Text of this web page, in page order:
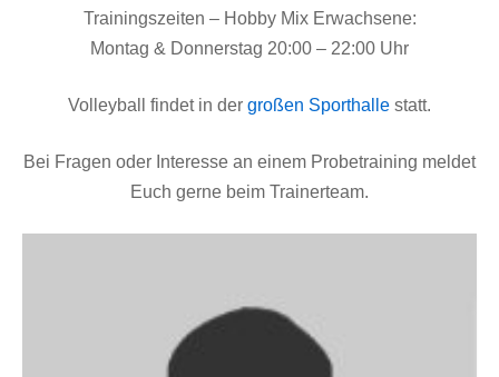
Trainingszeiten – Hobby Mix Erwachsene:
Montag & Donnerstag 20:00 – 22:00 Uhr
Volleyball findet in der großen Sporthalle statt.
Bei Fragen oder Interesse an einem Probetraining meldet
Euch gerne beim Trainerteam.